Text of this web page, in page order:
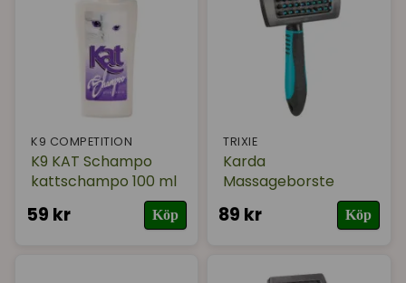
K9 COMPETITION
K9 KAT Schampo
kattschampo 100 ml
59 kr Köp
TRIXIE
Karda
Massageborste
89 kr Köp